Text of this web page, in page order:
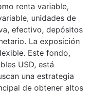
renta variable,
unidades de
efectivo, depósitos
La exposición
Este fondo,
USD, está
una estrategia
de obtener altos